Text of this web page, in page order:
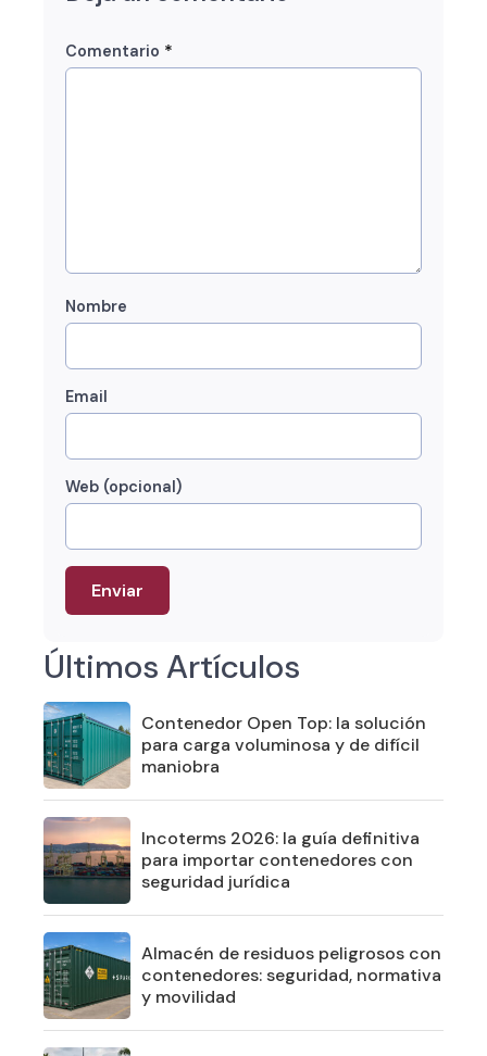
Comentario *
Nombre
Email
Web (opcional)
Últimos Artículos
Contenedor Open Top: la solución
para carga voluminosa y de difícil
maniobra
Incoterms 2026: la guía definitiva
para importar contenedores con
seguridad jurídica
Almacén de residuos peligrosos con
contenedores: seguridad, normativa
y movilidad